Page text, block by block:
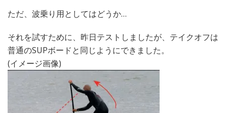
ただ、波乗り用としてはどうか…
それを試すために、昨日テストしましたが、テイクオフは
普通のSUPボードと同じようにできました。
(イメージ画像)